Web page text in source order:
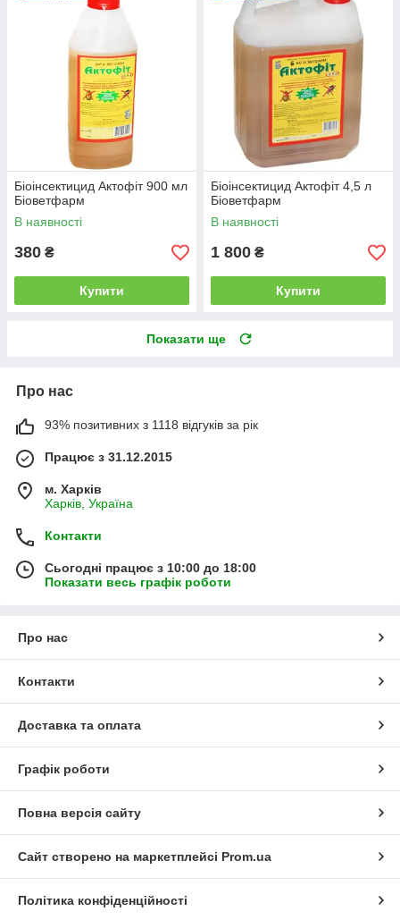
Біоінсектицид Актофіт 900 мл
Біоветфарм
В наявності
380 ₴
Купити
Біоінсектицид Актофіт 4,5 л
Біоветфарм
В наявності
1 800 ₴
Купити
Показати ще
Про нас
93% позитивних з 1118 відгуків за рік
Працює з 31.12.2015
м. Харків
Харків, Україна
Контакти
Сьогодні працює з 10:00 до 18:00
Показати весь графік роботи
Про нас
Контакти
Доставка та оплата
Графік роботи
Повна версія сайту
Сайт створено на маркетплейсі Prom.ua
Політика конфіденційності